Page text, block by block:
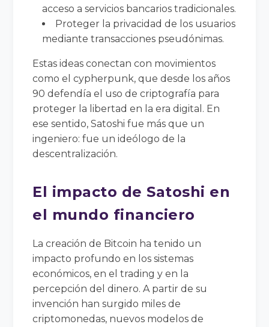
acceso a servicios bancarios tradicionales.
Proteger la privacidad de los usuarios
mediante transacciones pseudónimas.
Estas ideas conectan con movimientos
como el cypherpunk, que desde los años
90 defendía el uso de criptografía para
proteger la libertad en la era digital. En
ese sentido, Satoshi fue más que un
ingeniero: fue un ideólogo de la
descentralización.
El impacto de Satoshi en
el mundo financiero
La creación de Bitcoin ha tenido un
impacto profundo en los sistemas
económicos, en el trading y en la
percepción del dinero. A partir de su
invención han surgido miles de
criptomonedas, nuevos modelos de